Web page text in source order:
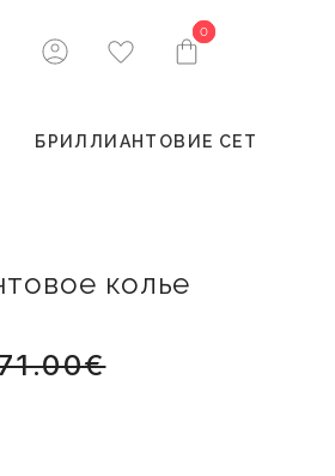
0
0
БРИЛЛИАНТОВИЕ СЕТ
колье